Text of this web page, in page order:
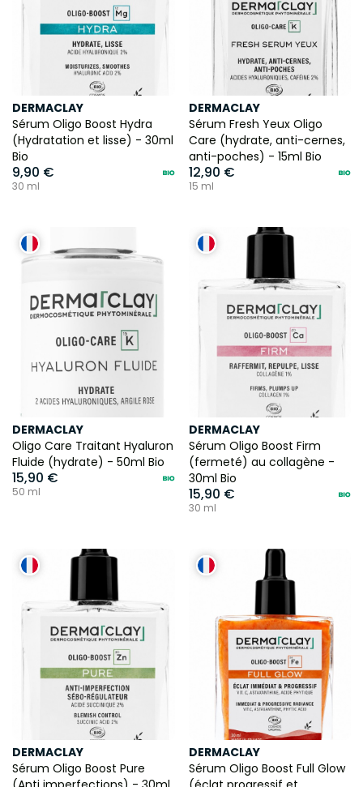
DERMACLAY
Sérum Oligo Boost Hydra
(Hydratation et lisse) - 30ml
Bio
9,90 €
30 ml
DERMACLAY
Sérum Fresh Yeux Oligo
Care (hydrate, anti-cernes,
anti-poches) - 15ml Bio
12,90 €
15 ml
DERMACLAY
Oligo Care Traitant Hyaluron
Fluide (hydrate) - 50ml Bio
15,90 €
50 ml
DERMACLAY
Sérum Oligo Boost Firm
(fermeté) au collagène -
30ml Bio
15,90 €
30 ml
DERMACLAY
Sérum Oligo Boost Pure
DERMACLAY
Sérum Oligo Boost Full Glow